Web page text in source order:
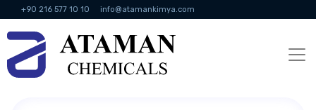
+90 216 577 10 10 info@atamankimya.com
KVKK Politikası Bilgi Toplumu Hizmetleri